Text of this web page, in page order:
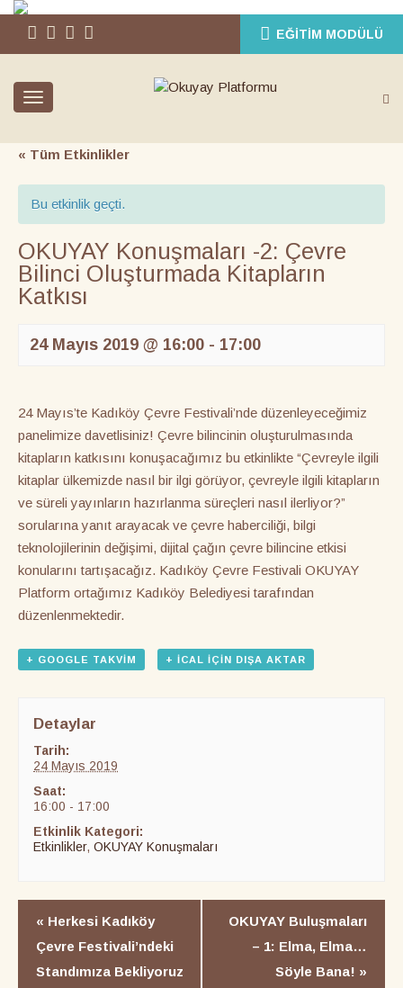
EĞITIM MODÜLÜ
Toggle
« Tüm Etkinlikler
Bu etkinlik geçti.
OKUYAY Konuşmaları -2: Çevre
Bilinci Oluşturmada Kitapların
Katkısı
24 Mayıs 2019 @ 16:00 - 17:00
24 Mayıs’te Kadıköy Çevre Festivali’nde düzenleyeceğimiz
panelimize davetlisiniz! Çevre bilincinin oluşturulmasında
kitapların katkısını konuşacağımız bu etkinlikte “Çevreyle ilgili
kitaplar ülkemizde nasıl bir ilgi görüyor, çevreyle ilgili kitapların
ve süreli yayınların hazırlanma süreçleri nasıl ilerliyor?”
sorularına yanıt arayacak ve çevre haberciliği, bilgi
teknolojilerinin değişimi, dijital çağın çevre bilincine etkisi
konularını tartışacağız. Kadıköy Çevre Festivali OKUYAY
Platform ortağımız Kadıköy Belediyesi tarafından
düzenlenmektedir.
+ GOOGLE TAKVIM + ICAL IÇIN DIŞA AKTAR
Detaylar
Tarih:
24 Mayıs 2019
Saat:
16:00 - 17:00
Etkinlik Kategori:
Etkinlikler,OKUYAY Konuşmaları
« Herkesi Kadıköy
Çevre Festivali’ndeki
Standımıza Bekliyoruz
OKUYAY Buluşmaları
– 1: Elma, Elma…
Söyle Bana! »